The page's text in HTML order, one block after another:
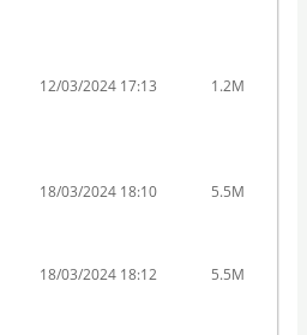
12/03/2024 17:13 1.2M
18/03/2024 18:10 5.5M
18/03/2024 18:12 5.5M